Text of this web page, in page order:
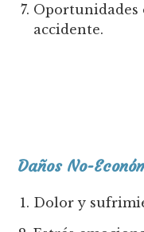
Oportunidades
accidente.
Daños No-
Dolor y